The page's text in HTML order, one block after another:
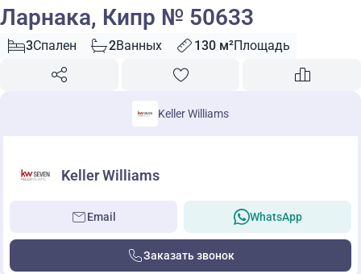
Ларнака, Кипр № 50633
3Спален 2Ванных 130 м²Площадь
Keller Williams
Keller Williams
Email WhatsApp
Заказать звонок